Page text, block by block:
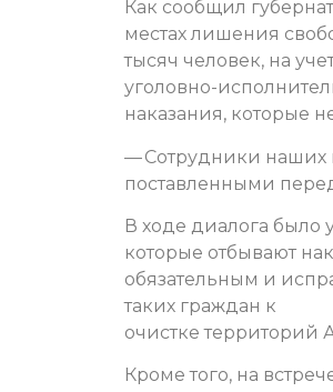
Как сообщил
местах лишения
тысяч человек, на
уголовно-
наказания, которые
— Сотрудники наших
поставленными
В ходе диалога
которые отбывают
обязательным и
таких граждан к
очистке территорий
Кроме того, на